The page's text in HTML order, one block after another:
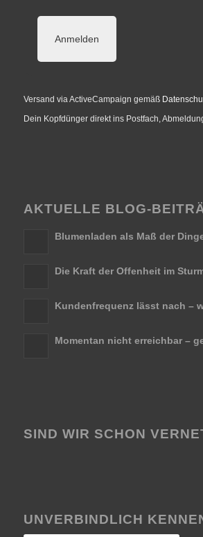
Anmelden
Versand via ActiveCampaign gemäß
Dein Kopfdünger direkt ins Postfach,
AKTUELLE BLOG-
Blumenladen als Maß der
Die Kraft der Offenheit im
Kundenfrequenz lässt nach –
Momentan nicht erreichbar –
SIND WIR SCHON
UNVERBINDLICH